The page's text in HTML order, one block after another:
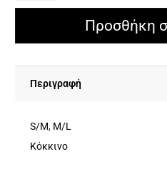
Χειροποίητο
Προσθήκη
Περιγραφή
S/M, M/L
Κόκκινο